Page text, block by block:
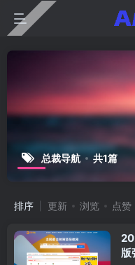
总裁导航 共1篇
排序 更新 浏览 点赞
版